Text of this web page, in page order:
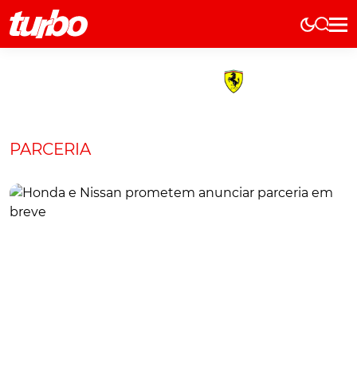
Elétricos
Comerciais
Curiosidades
PARCERIA